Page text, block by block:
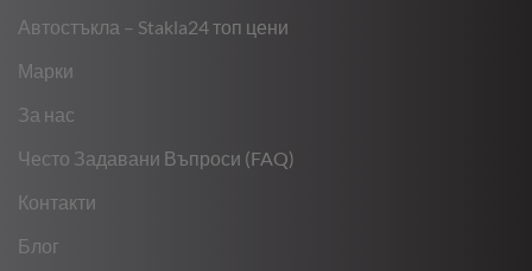
Автостъкла – Stakla24 топ цени
Марки
За нас
Често Задавани Въпроси (FAQ)
Контакти
Блог